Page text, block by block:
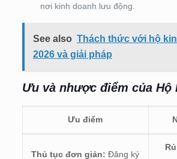
nơi kinh doanh lưu động.
See also Thách thức với hộ
2026 và giải pháp
Ưu và nhược điểm của Hộ
Ưu điểm
Thủ tục đơn giản: Đăng ký